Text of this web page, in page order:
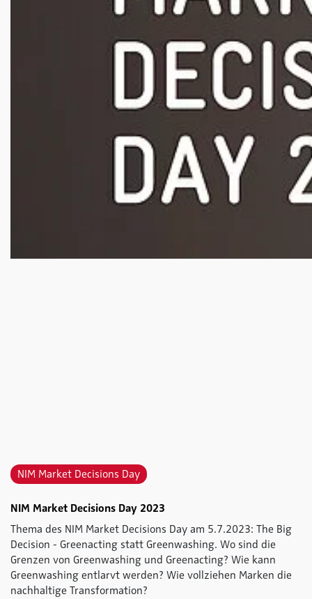
NIM Market Decisions Day
NIM Market Decisions Day 2023
Thema des NIM Market Decisions Day am 5.7.2023: The Big
Decision - Greenacting statt Greenwashing. Wo sind die
Grenzen von Greenwashing und Greenacting? Wie kann
Greenwashing entlarvt werden? Wie vollziehen Marken die
nachhaltige Transformation?